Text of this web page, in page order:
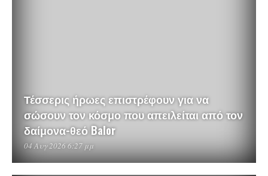
Τέσσερις ήρωες επιστρέφουν για να
σώσουν τον κόσμο που απειλείται από τον
δαίμονα-θεό Balor
04 Αυγ 2026 6:27 μμ